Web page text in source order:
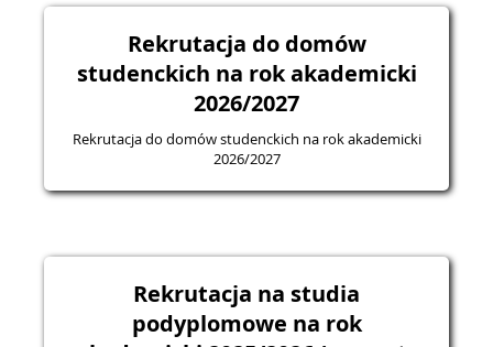
Rekrutacja do domów
studenckich na rok akademicki
2026/2027
Rekrutacja do domów studenckich na rok akademicki
2026/2027
Rekrutacja na studia
podyplomowe na rok